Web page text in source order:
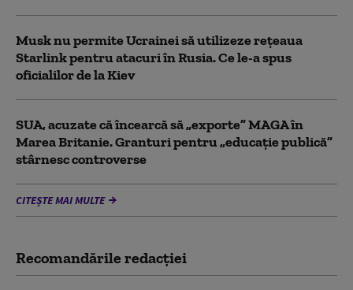
Musk nu permite Ucrainei să utilizeze reţeaua
Starlink pentru atacuri în Rusia. Ce le-a spus
oficialilor de la Kiev
SUA, acuzate că încearcă să „exporte” MAGA în
Marea Britanie. Granturi pentru „educație publică”
stârnesc controverse
CITEȘTE MAI MULTE
Recomandările redacţiei